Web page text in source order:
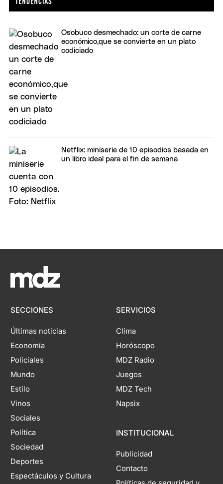
Osobuco desmechado: un corte de carne
económico,que se convierte en un plato
codiciado
Netflix: miniserie de 10 episodios basada en
un libro ideal para el fin de semana
SECCIONES
Últimas noticias
Economía
Policiales
Mundo
Estilo
Vinos
Sociales
Política
Sociedad
Deportes
Espectáculos y Cultura
SERVICIOS
Clima
Horóscopo
MDZ Radio
Juegos
MDZ Tech
Napsix
INSTITUCIONAL
Publicidad
Contacto